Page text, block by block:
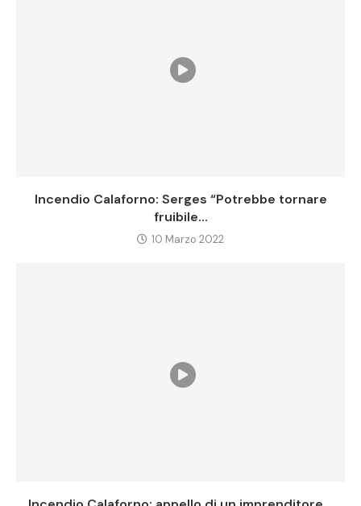
Incendio Calaforno: Serges “Potrebbe tornare
fruibile...
10 Marzo 2022